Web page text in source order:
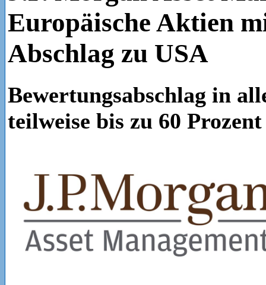
Europäische Aktien
Abschlag zu USA
Bewertungsabschlag in
teilweise bis zu 60 Prozent